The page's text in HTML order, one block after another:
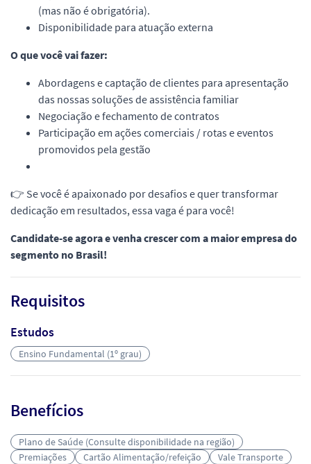
(mas não é obrigatória).
Disponibilidade para atuação externa
O que você vai fazer:
Abordagens e captação de clientes para apresentação
das nossas soluções de assistência familiar
Negociação e fechamento de contratos
Participação em ações comerciais / rotas e eventos
promovidos pela gestão
👉 Se você é apaixonado por desafios e quer transformar
dedicação em resultados, essa vaga é para você!
Candidate-se agora e venha crescer com a maior empresa do
segmento no Brasil!
Requisitos
Estudos
Ensino Fundamental (1º grau)
Benefícios
Plano de Saúde (Consulte disponibilidade na região)
Premiações
Cartão Alimentação/refeição
Vale Transporte